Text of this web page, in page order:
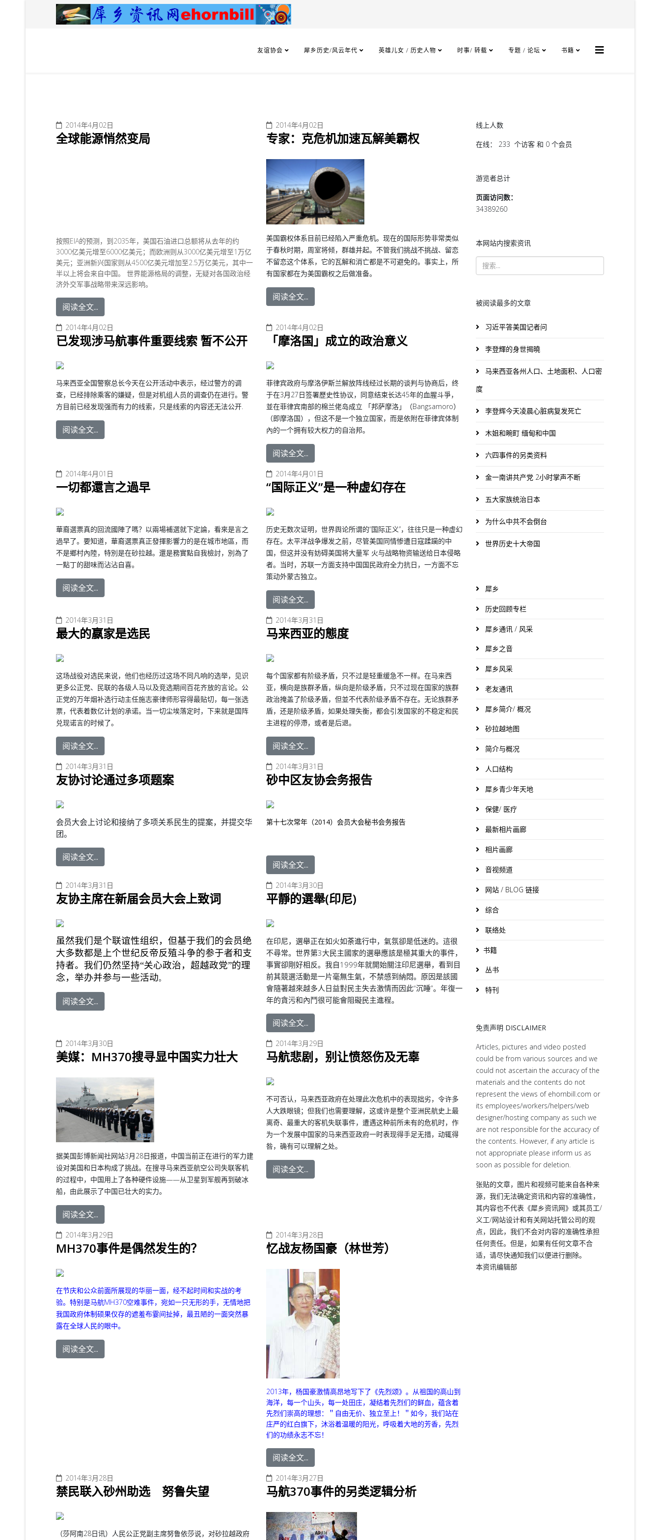
友谊协会 犀乡历史/风云年代 英雄儿女 / 历史人物 时事/ 转载 专题 / 论坛 书籍
2014年4月02日
全球能源悄然变局
按照EIA的预测，到2035年，美国石油进口总额将从去年的约
3000亿美元增至6000亿美元；而欧洲则从3000亿美元增至1万亿
美元；亚洲新兴国家则从4500亿美元增加至2.5万亿美元，其中一
半以上将会来自中国。 世界能源格局的调整，无疑对各国政治经
济外交军事战略带来深远影响。
阅读全文...
2014年4月02日
专家：克危机加速瓦解美霸权
美国霸权体系目前已经陷入严重危机。现在的国际形势非常类似
于春秋时期，周室将倾，群雄并起。不管我们挑战不挑战、留恋
不留恋这个体系，它的瓦解和消亡都是不可避免的。事实上，所
有国家都在为美国霸权之后做准备。
阅读全文...
2014年4月02日
已发现涉马航事件重要线索 暂不公开
马来西亚全国警察总长今天在公开活动中表示，经过警方的调
查，已经排除乘客的嫌疑，但是对机组人员的调查仍在进行。警
方目前已经发现强而有力的线索，只是线索的内容还无法公开.
阅读全文...
2014年4月02日
「摩洛国」成立的政治意义
菲律宾政府与摩洛伊斯兰解放阵线经过长期的谈判与协商后，终
于在3月27日签署歷史性协议，同意结束长达45年的血腥斗爭，
並在菲律宾南部的棉兰佬岛成立 「邦萨摩洛」（Bangsamoro）
（即摩洛国），但这不是一个独立国家，而是依附在菲律宾体制
內的一个拥有较大权力的自治邦。
阅读全文...
2014年4月01日
一切都還言之過早
華裔選票真的回流國陣了嗎？以兩場補選就下定論，看來是言之
過早了。要知道，華裔選票真正發揮影響力的是在城市地區，而
不是鄉村內陸，特別是在砂拉越。還是務實點自我檢討，別為了
一點丁的甜味而沾沾自喜。
阅读全文...
2014年4月01日
“国际正义”是一种虚幻存在
历史无数次证明，世界舆论所谓的“国际正义”，往往只是一种虚幻
存在。太平洋战争爆发之前，尽管美国同情惨遭日寇蹂躏的中
国，但这并没有妨碍美国将大量军 火与战略物资输送给日本侵略
者。当时，苏联一方面支持中国国民政府全力抗日，一方面不忘
策动外蒙古独立。
阅读全文...
2014年3月31日
最大的嬴家是选民
这场战役对选民来说，他们也经历过这场不同凡响的选举，见识
更多公正党、民联的各级人马以及竞选期间百花齐放的言论。公
正党的万年烟补选行动主任施志豪律师形容得最贴切，每一张选
票，代表着数亿计划的承诺。当一切尘埃落定时，下来就是国阵
兑现诺言的时候了。
阅读全文...
2014年3月31日
马来西亚的態度
每个国家都有阶级矛盾，只不过是轻重缓急不一样。在马来西
亚，横向是族群矛盾，纵向是阶级矛盾，只不过现在国家的族群
政治掩盖了阶级矛盾，但並不代表阶级矛盾不存在。无论族群矛
盾，还是阶级矛盾，如果处理失衡，都会引发国家的不稳定和民
主进程的停滯，或者是后退。
阅读全文...
2014年3月31日
友协讨论通过多项题案
会员大会上讨论和接纳了多项关系民生的提案，并提交华
团。
阅读全文...
2014年3月31日
砂中区友协会务报告
第十七次常年（2014）会员大会秘书会务报告
阅读全文...
2014年3月31日
友协主席在新届会员大会上致词
虽然我们是个联谊性组织，但基于我们的会员绝
大多数都是上个世纪反帝反殖斗争的参于者和支
持者。我们仍然坚持“关心政治，超越政党”的理
念，举办并参与一些活动。
阅读全文...
2014年3月30日
平靜的選舉(印尼)
在印尼，選舉正在如火如荼進行中，氣氛卻是低迷的。這很
不尋常。世界第3大民主國家的選舉應該是極其重大的事件，
事實卻剛好相反。我自1999年就開始關注印尼選舉，看到目
前其競選活動是一片毫無生氣，不禁感到納悶。原因是該國
會隨著越來越多人日益對民主失去激情而因此“沉睡”。年復一
年的貪污和內鬥很可能會阻礙民主進程。
阅读全文...
2014年3月30日
美媒：MH370搜寻显中国实力壮大
据美国彭博新闻社网站3月28日报道，中国当前正在进行的军力建
设对美国和日本构成了挑战。在搜寻马来西亚航空公司失联客机
的过程中，中国用上了各种硬件设施——从卫星到军舰再到破冰
船，由此展示了中国已壮大的实力。
阅读全文...
2014年3月29日
马航悲剧，别让愤怒伤及无辜
不可否认，马来西亚政府在处理此次危机中的表现拙劣，令许多
人大跌眼镜；但我们也需要理解，这或许是整个亚洲民航史上最
离奇、最重大的客机失联事件，遭遇这种前所未有的危机时，作
为一个发展中国家的马来西亚政府一时表现得手足无措，动辄得
咎，确有可以理解之处。
阅读全文...
2014年3月29日
MH370事件是偶然发生的？
在节庆和公众前面所展现的华丽一面，经不起时间和实战的考
验。特别是马航MH370空难事件，宛如一只无形的手，无情地把
我国政府体制硕果仅存的遮羞布霎间扯掉，最丑陋的一面突然暴
露在全球人民的眼中。
阅读全文...
2014年3月28日
忆战友杨国豪（林世芳）
2013年，杨国豪激情高昂地写下了《先烈颂》。 从祖国的高山到
海洋， 每一个山头， 每一处田庄， 凝结着先烈们的鲜血， 蕴含着
先烈们崇高的理想：
＂自由无价、独立至上！＂ 如今， 我们站在
庄严的红白旗下， 沐浴着温暖的阳光， 呼吸着大地的芳香， 先烈
们的功绩永志不忘！
阅读全文...
2014年3月28日
禁民联入砂州助选 努鲁失望
（莎阿南28日讯）人民公正党副主席努鲁依莎说，对砂拉越政府
2014年3月27日
马航370事件的另类逻辑分析
线上人数
在线： 233 个访客 和 0 个会员
游览者总计
页面访问数：
34389260
本网站内搜索资讯
被阅读最多的文章
习近平答美国记者问
李登輝的身世揭曉
马来西亚各州人口、土地面积、人口密
度
李登辉今天凌晨心脏病复发死亡
木姐和畹町 缅甸和中国
六四事件的另类资料
金一南讲共产党 2小时掌声不断
五大家族统治日本
为什么中共不会倒台
世界历史十大帝国
犀乡
历史回顾专栏
犀乡通讯 / 风采
犀乡之音
犀乡风采
老友通讯
犀乡简介/ 概况
砂拉越地图
简介与概况
人口结构
犀乡青少年天地
保健/ 医疗
最新相片画廊
相片画廊
音视频道
网站 / BLOG 链接
综合
联络处
书籍
丛书
特刊
免责声明 DISCLAIMER
Articles, pictures and video posted
could be from various sources and we
could not ascertain the accuracy of the
materials and the contents do not
represent the views of ehornbill.com or
its employees/workers/helpers/web
designer/hosting company as such we
are not responsible for the accuracy of
the contents. However, if any article is
not appropriate please inform us as
soon as possible for deletion.
张贴的文章，图片和视频可能来自各种来
源，我们无法确定资讯和内容的准确性，
其内容也不代表《犀乡资讯网》或其员工/
义工/网站设计和有关网站托管公司的观
点，因此，我们不会对内容的准确性承担
任何责任。但是，如果有任何文章不合
适，请尽快通知我们以便进行删除。
本资讯编辑部